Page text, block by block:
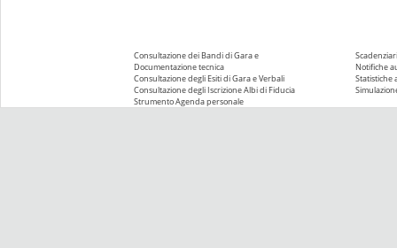
Consultazione dei Bandi di Gara e
Documentazione tecnica
Consultazione degli Esiti di Gara e Verbali
Consultazione degli Iscrizione Albi di Fiducia
Strumento Agenda personale
Notifiche
Statistiche